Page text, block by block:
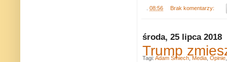
08:56 Brak komentarzy:
środa, 25 lipca 2018
Trump
Tagi: Adam Śmiech Media Opinie